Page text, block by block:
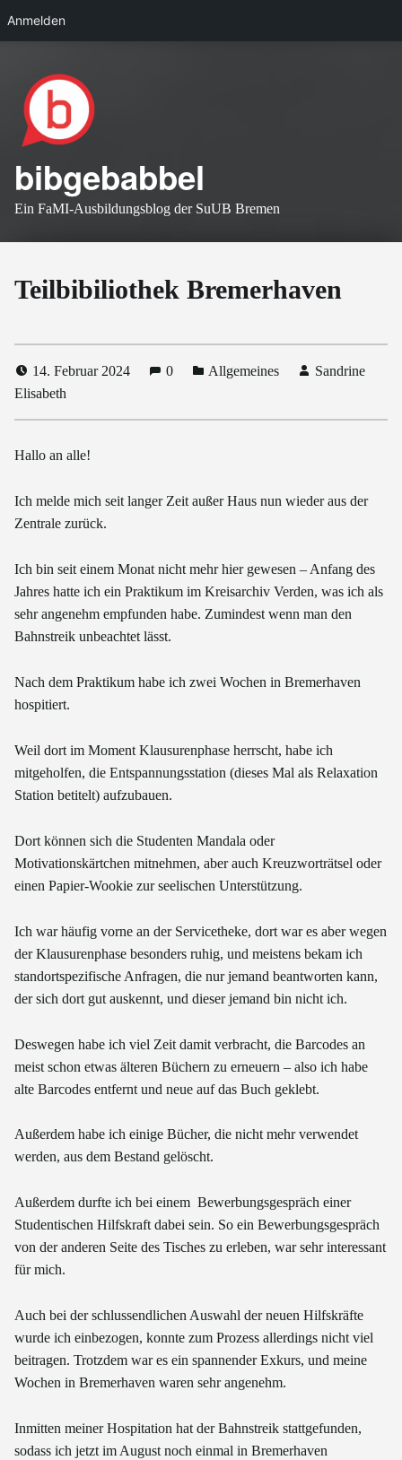
Anmelden
Skip to main navigation
Skip to main content
Skip to footer
bibgebabbel
Ein FaMI-Ausbildungsblog der SuUB Bremen
Teilbibiliothek Bremerhaven
14. Februar 2024 0 Allgemeines
Sandrine
Elisabeth
Hallo an alle!
Ich melde mich seit langer Zeit außer Haus nun wieder aus der
Zentrale zurück.
Ich bin seit einem Monat nicht mehr hier gewesen – Anfang des
Jahres hatte ich ein Praktikum im Kreisarchiv Verden, was ich als
sehr angenehm empfunden habe. Zumindest wenn man den
Bahnstreik unbeachtet lässt.
Nach dem Praktikum habe ich zwei Wochen in Bremerhaven
hospitiert.
Weil dort im Moment Klausurenphase herrscht, habe ich
mitgeholfen, die Entspannungsstation (dieses Mal als Relaxation
Station betitelt) aufzubauen.
Dort können sich die Studenten Mandala oder
Motivationskärtchen mitnehmen, aber auch Kreuzworträtsel oder
einen Papier-Wookie zur seelischen Unterstützung.
Ich war häufig vorne an der Servicetheke, dort war es aber wegen
der Klausurenphase besonders ruhig, und meistens bekam ich
standortspezifische Anfragen, die nur jemand beantworten kann,
der sich dort gut auskennt, und dieser jemand bin nicht ich.
Deswegen habe ich viel Zeit damit verbracht, die Barcodes an
meist schon etwas älteren Büchern zu erneuern – also ich habe
alte Barcodes entfernt und neue auf das Buch geklebt.
Außerdem habe ich einige Bücher, die nicht mehr verwendet
werden, aus dem Bestand gelöscht.
Außerdem durfte ich bei einem Bewerbungsgespräch einer
Studentischen Hilfskraft dabei sein. So ein Bewerbungsgespräch
von der anderen Seite des Tisches zu erleben, war sehr interessant
für mich.
Auch bei der schlussendlichen Auswahl der neuen Hilfskräfte
wurde ich einbezogen, konnte zum Prozess allerdings nicht viel
beitragen. Trotzdem war es ein spannender Exkurs, und meine
Wochen in Bremerhaven waren sehr angenehm.
Inmitten meiner Hospitation hat der Bahnstreik stattgefunden,
sodass ich jetzt im August noch einmal in Bremerhaven